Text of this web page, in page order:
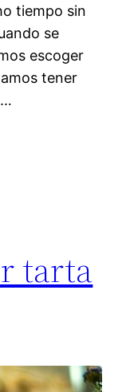
tiempo sin
se
escoger
tener
tarta